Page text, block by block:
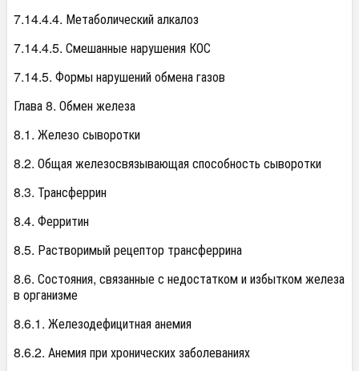
7.14.4.4. Метаболический алкалоз
7.14.4.5. Смешанные нарушения КОС
7.14.5. Формы нарушений обмена газов
Глава 8. Обмен железа
8.1. Железо сыворотки
8.2. Общая железосвязывающая способность сыворотки
8.3. Трансферрин
8.4. Ферритин
8.5. Растворимый рецептор трансферрина
8.6. Состояния, связанные с недостатком и избытком железа
в организме
8.6.1. Железодефицитная анемия
8.6.2. Анемия при хронических заболеваниях